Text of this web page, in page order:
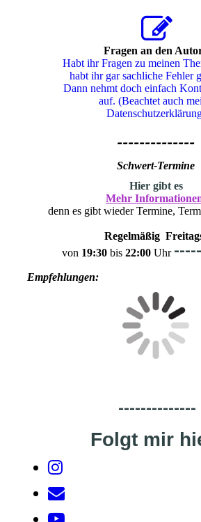
Fragen an den
Habt ihr Fragen zu meinen
habt ihr gar sachliche Fehler
Dann nehmt doch einfach
auf. (Beachtet auch
--------------
Schwert-Termine
Hier gibt es
Mehr
denn es gibt wieder Termine,
Regelmäßig
von 19:30 bis 22:00 Uhr
Empfehlungen:
--------------
Folgt mir